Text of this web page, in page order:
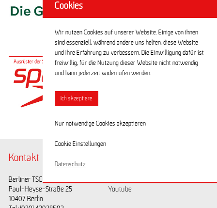
SPONSOREN
Kontakt
Berliner TSC e.V.
Paul-Heyse-Straße 25
10407 Berlin
Youtube
Cookies
Wir nutzen Cookies auf unserer Website. Einige von ihnen
sind essenziell, während andere uns helfen, diese Website
und Ihre Erfahrung zu verbessern. Die Einwilligung dafür ist
freiwillig, für die Nutzung dieser Website nicht notwendig
und kann jederzeit widerrufen werden.
Ich akzeptiere
Nur notwendige Cookies akzeptieren
Cookie Einstellungen
Datenschutz